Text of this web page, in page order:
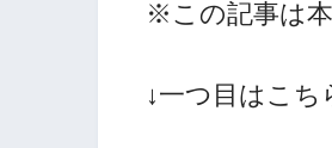
※この記事は
↓一つ目はこち